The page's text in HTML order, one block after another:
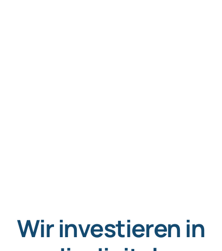
Wir investieren in